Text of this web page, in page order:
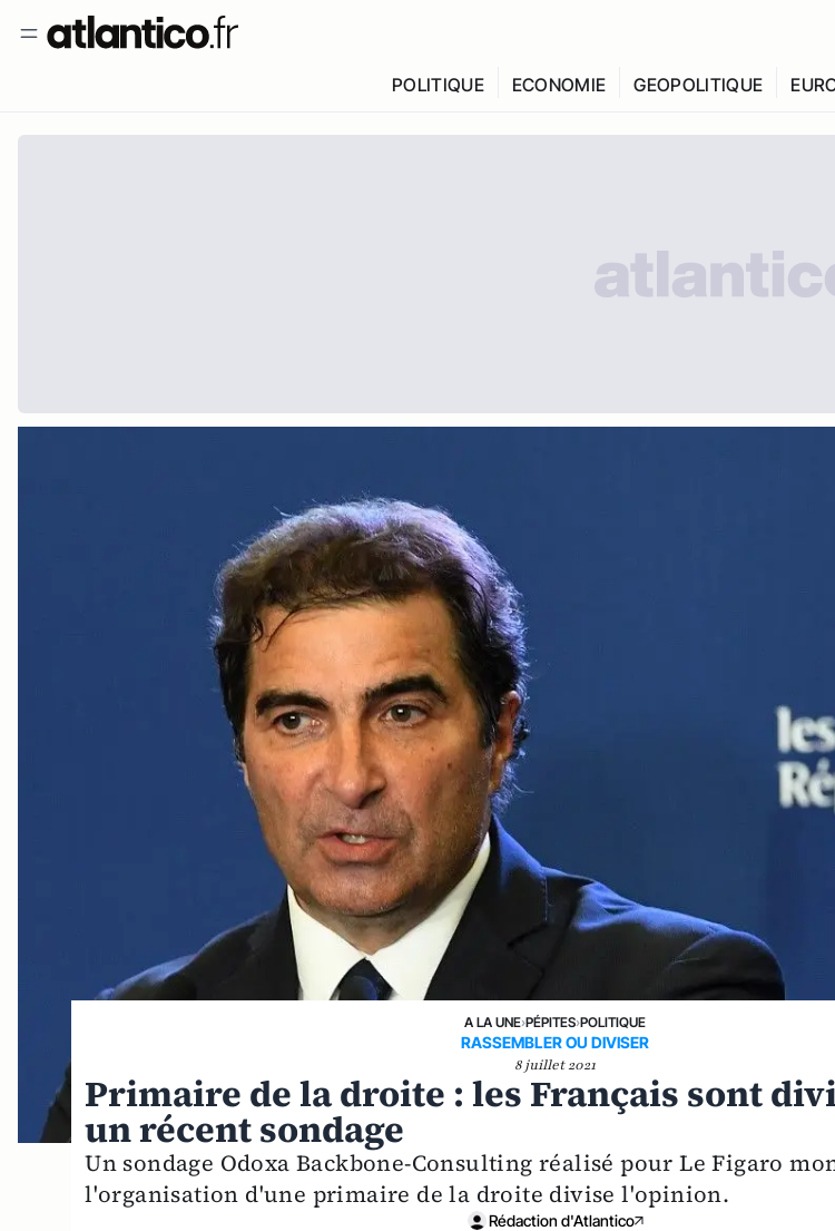
POLITIQUE ECONOMIE GEOPOLITIQUE
A LA UNE›PÉPITES›POLITIQUE
RASSEMBLER OU DIVISER
8 juillet 2021
Primaire de la droite : les Français sont
un récent sondage
Un sondage Odoxa Backbone-Consulting réalisé pour Le Figaro
l'organisation d'une primaire de la droite divise l'opinion.
Rédaction d'Atlantico